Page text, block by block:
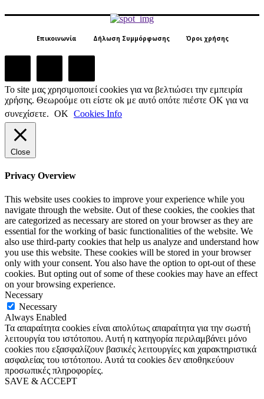
Επικοινωνία Δήλωση Συμμόρφωσης Όροι χρήσης
Το site μας χρησιμοποιεί cookies για να βελτιώσει την εμπειρία
χρήσης. Θεωρούμε οτι είστε ok με αυτό οπότε πιέστε ΟΚ για να
συνεχίσετε. ΟΚ Cookies Info
Close
Privacy Overview
This website uses cookies to improve your experience while you
navigate through the website. Out of these cookies, the cookies that
are categorized as necessary are stored on your browser as they are
essential for the working of basic functionalities of the website. We
also use third-party cookies that help us analyze and understand how
you use this website. These cookies will be stored in your browser
only with your consent. You also have the option to opt-out of these
cookies. But opting out of some of these cookies may have an effect
on your browsing experience.
Necessary
Necessary
Always Enabled
Τα απαραίτητα cookies είναι απολύτως απαραίτητα για την σωστή
λειτουργία του ιστότοπου. Αυτή η κατηγορία περιλαμβάνει μόνο
cookies που εξασφαλίζουν βασικές λειτουργίες και χαρακτηριστικά
ασφαλείας του ιστότοπου. Αυτά τα cookies δεν αποθηκεύουν
προσωπικές πληροφορίες.
SAVE & ACCEPT